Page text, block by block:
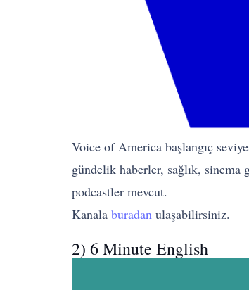
Voice of America başlangıç
gündelik haberler, sağlık,
podcastler mevcut.
Kanala buradan ulaşabilirsiniz.
2) 6 Minute English